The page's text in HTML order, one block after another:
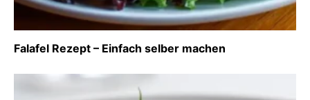
Falafel Rezept – Einfach selber machen